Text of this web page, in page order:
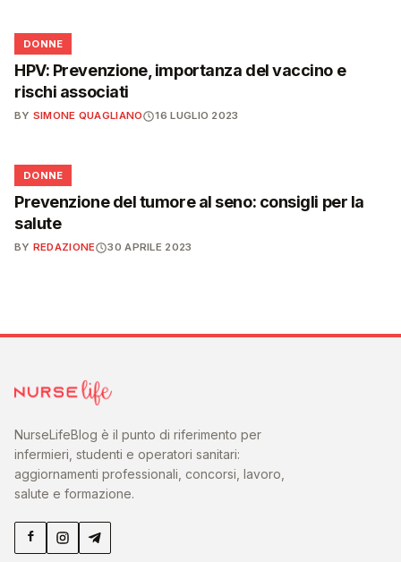
🌸
DONNE
HPV: Prevenzione, importanza del vaccino e
rischi associati
BY SIMONE QUAGLIANO 16 LUGLIO 2023
🌸
DONNE
Prevenzione del tumore al seno: consigli per la
salute
BY REDAZIONE 30 APRILE 2023
NurseLifeBlog è il punto di riferimento per
infermieri, studenti e operatori sanitari:
aggiornamenti professionali, concorsi, lavoro,
salute e formazione.